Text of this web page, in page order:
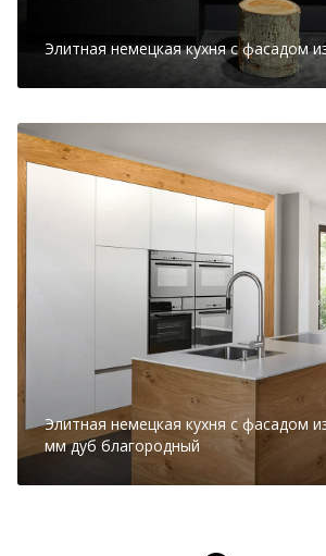
Элитная немецкая кухня с фасадом
Элитная немецкая кухня с фасадом
мм дуб благородный